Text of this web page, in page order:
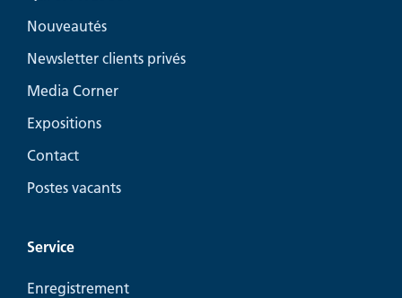
Nouveautés
Newsletter clients privés
Media Corner
Expositions
Contact
Postes vacants
Service
Enregistrement